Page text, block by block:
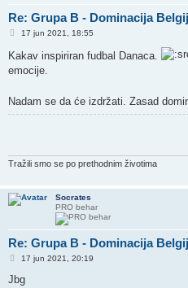
Re: Grupa B - Dominacija
P
s
t
17 jun 2021, 18:55
Kakav inspiriran fudbal Danaca.
emocije.
Nadam se da će izdržati. Zasad
Tražili smo se po prethodnim životima
Socrates
PRO behar
Re: Grupa B - Dominacija
P
s
17 jun 2021, 20:19
Jbg